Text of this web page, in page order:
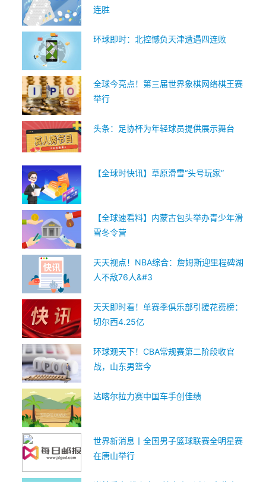
连胜
环球即时：北控憾负天津遭遇四连败
全球今亮点！第三届世界象棋网络棋王赛
举行
头条：足协杯为年轻球员提供展示舞台
【全球时快讯】草原滑雪“头号玩家”
【全球速看料】内蒙古包头举办青少年滑
雪冬令营
天天视点！NBA综合：詹姆斯迎里程碑湖
人不敌76人&#3
天天即时看！单赛季俱乐部引援花费榜：
切尔西4.25亿
环球观天下！CBA常规赛第二阶段收官
战，山东男篮今
达喀尔拉力赛中国车手创佳绩
世界新消息丨全国男子篮球联赛全明星赛
在唐山举行